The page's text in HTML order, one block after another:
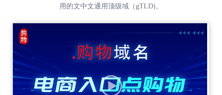
用的文中文通用顶级域（gTLD)。